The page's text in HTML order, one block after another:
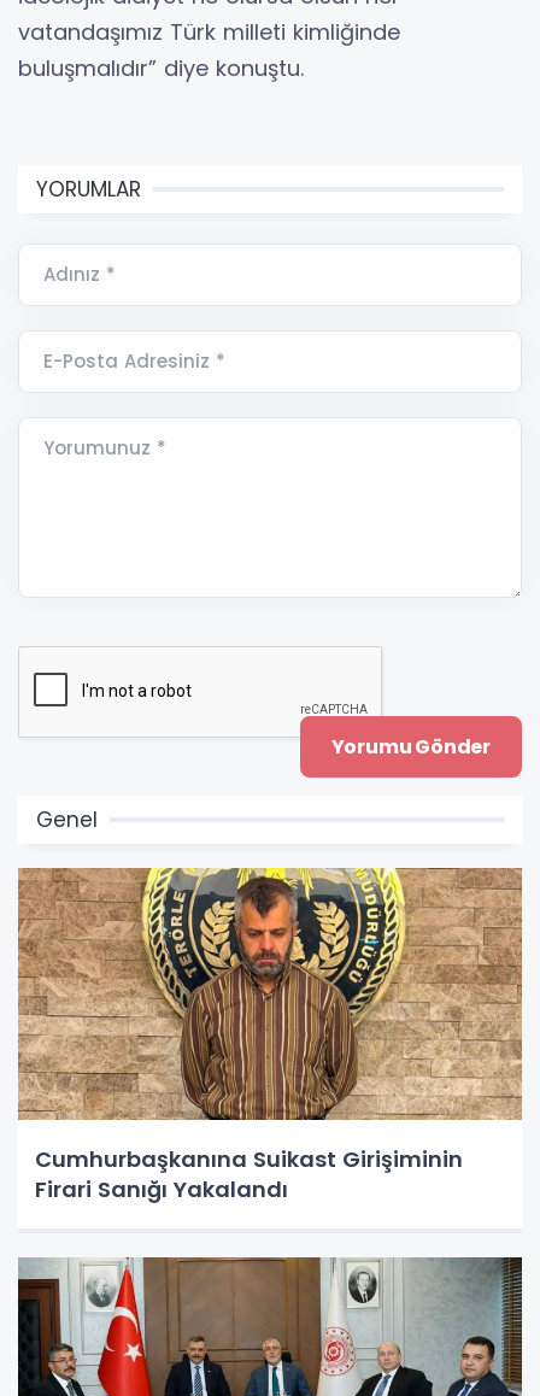
vatandaşımız Türk milleti kimliğinde
buluşmalıdır” diye konuştu.
YORUMLAR
Adınız *
E-Posta Adresiniz *
Yorumunuz *
Genel
Cumhurbaşkanına Suikast Girişiminin
Firari Sanığı Yakalandı